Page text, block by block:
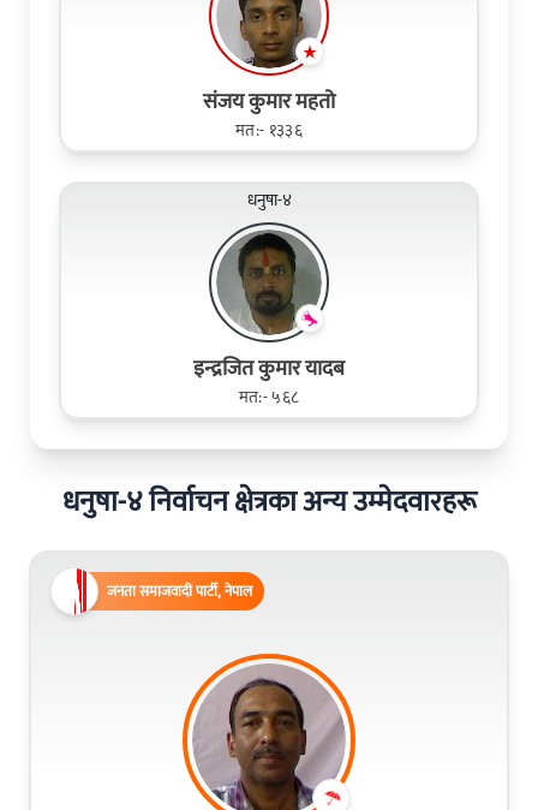
संजय कुमार महतो
मत:- १३३६
धनुषा-४
इन्द्रजित कुमार यादब
मत:- ५६८
धनुषा-४ निर्वाचन क्षेत्रका अन्य उम्मेदवारहरू
जनता समाजवादी पार्टी, नेपाल